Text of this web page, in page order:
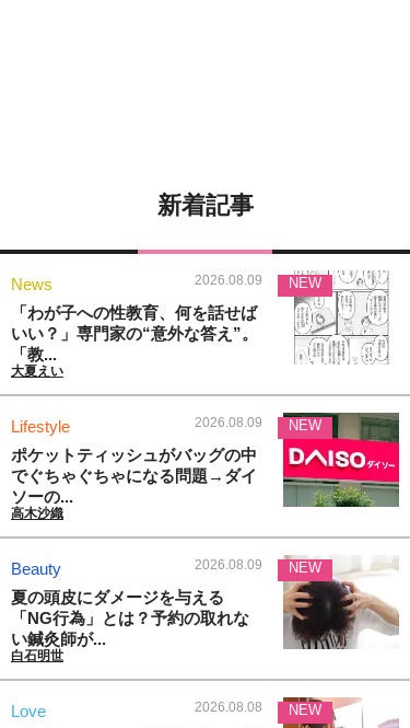
新着記事
News 2026.08.09
「わが子への性教育、何を話せば
いい？」専門家の“意外な答え”。
「教...
大夏えい
NEW
Lifestyle 2026.08.09
ポケットティッシュがバッグの中
でぐちゃぐちゃになる問題→ダイ
ソーの...
高木沙織
NEW
Beauty 2026.08.09
夏の頭皮にダメージを与える
「NG行為」とは？予約の取れな
い鍼灸師が...
白石明世
NEW
Love 2026.08.08 NEW